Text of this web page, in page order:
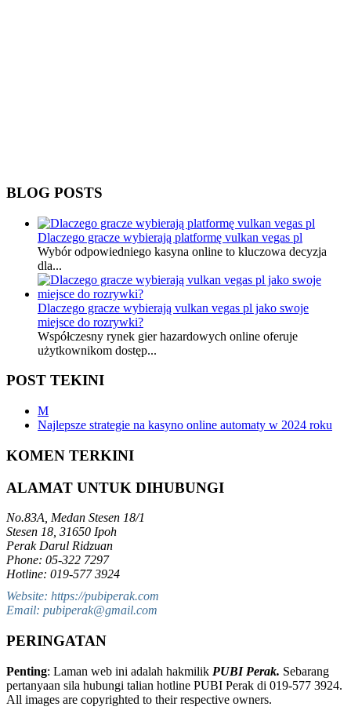
BLOG POSTS
Dlaczego gracze wybierają platformę vulkan vegas pl
Wybór odpowiedniego kasyna online to kluczowa decyzja
dla...
Dlaczego gracze wybierają vulkan vegas pl jako swoje
miejsce do rozrywki?
Współczesny rynek gier hazardowych online oferuje
użytkownikom dostęp...
POST TEKINI
M
Najlepsze strategie na kasyno online automaty w 2024 roku
KOMEN TERKINI
ALAMAT UNTUK DIHUBUNGI
No.83A, Medan Stesen 18/1
Stesen 18, 31650 Ipoh
Perak Darul Ridzuan
Phone: 05-322 7297
Hotline: 019-577 3924
Website: https://pubiperak.com
Email: pubiperak@gmail.com
PERINGATAN
Penting: Laman web ini adalah hakmilik PUBI Perak. Sebarang
pertanyaan sila hubungi talian hotline PUBI Perak di 019-577 3924.
All images are copyrighted to their respective owners.